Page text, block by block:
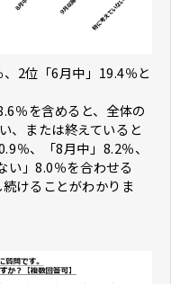
2位「6月中」19.4％と
％を含めると、全体の
、または終えていると
％、「8月中」8.2％、
い」8.0％を合わせる
けることがわかりま